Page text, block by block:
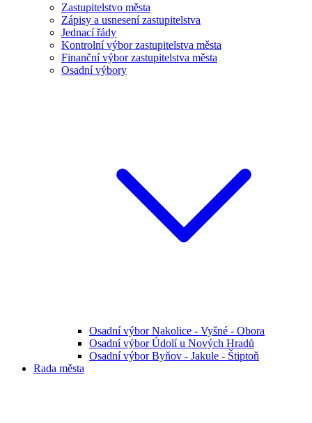
Zastupitelstvo města
Zápisy a usnesení zastupitelstva
Jednací řády
Kontrolní výbor zastupitelstva města
Finanční výbor zastupitelstva města
Osadní výbory
Osadní výbor Nakolice - Vyšné - Obora
Osadní výbor Údolí u Nových Hradů
Osadní výbor Byňov - Jakule - Štiptoň
Rada města